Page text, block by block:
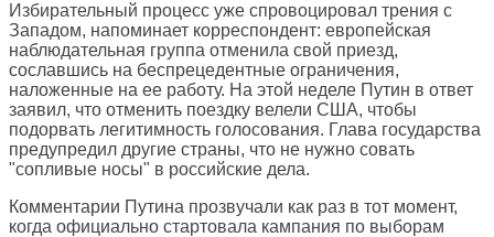
Избирательный процесс уже спровоцировал трения с
Западом, напоминает корреспондент: европейская
наблюдательная группа отменила свой приезд,
сославшись на беспрецедентные ограничения,
наложенные на ее работу. На этой неделе Путин в ответ
заявил, что отменить поездку велели США, чтобы
подорвать легитимность голосования. Глава государства
предупредил другие страны, что не нужно совать
"сопливые носы" в российские дела.
Комментарии Путина прозвучали как раз в тот момент,
когда официально стартовала кампания по выборам